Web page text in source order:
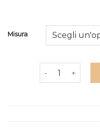
Misura
pantaloni